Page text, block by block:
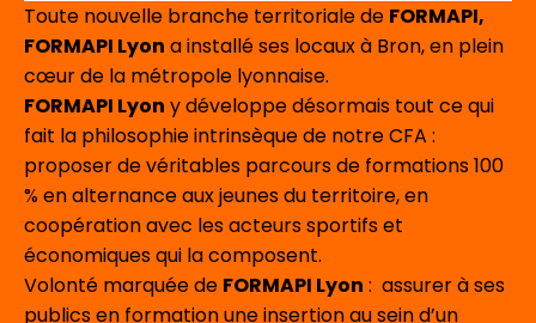
Toute nouvelle branche territoriale de FORMAPI,
FORMAPI Lyon a installé ses locaux à Bron, en plein
cœur de la métropole lyonnaise.
FORMAPI Lyon y développe désormais tout ce qui
fait la philosophie intrinsèque de notre CFA :
proposer de véritables parcours de formations 100
% en alternance aux jeunes du territoire, en
coopération avec les acteurs sportifs et
économiques qui la composent.
Volonté marquée de FORMAPI Lyon : assurer à ses
publics en formation une insertion au sein d’un